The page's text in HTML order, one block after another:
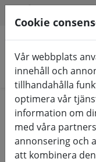
Sök produkter
Home Tillbehör
Cookie
Vår webbplats
innehåll och
tillhandahålla
optimera vår
information om
med våra
annonsering och
att kombinera